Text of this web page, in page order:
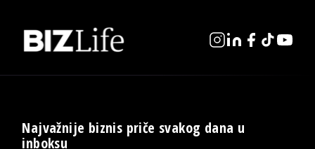
Najvažnije biznis priče svakog dana u
inboksu